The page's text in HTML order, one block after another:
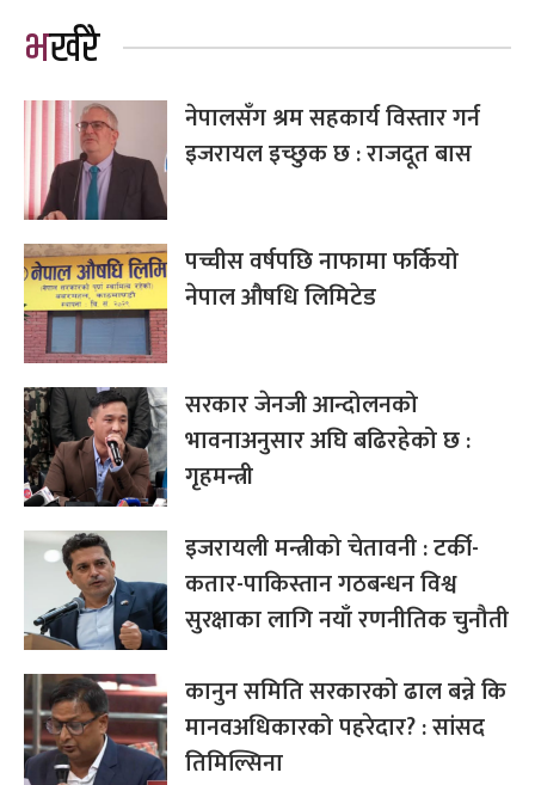
भर्खरै
नेपालसँग श्रम सहकार्य विस्तार गर्न
इजरायल इच्छुक छ : राजदूत बास
पच्चीस वर्षपछि नाफामा फर्कियो
नेपाल औषधि लिमिटेड
सरकार जेनजी आन्दोलनको
भावनाअनुसार अघि बढिरहेको छ :
गृहमन्त्री
इजरायली मन्त्रीको चेतावनी : टर्की-
कतार-पाकिस्तान गठबन्धन विश्व
सुरक्षाका लागि नयाँ रणनीतिक चुनौती
कानुन समिति सरकारको ढाल बन्ने कि
मानवअधिकारको पहरेदार? : सांसद
तिमिल्सिना